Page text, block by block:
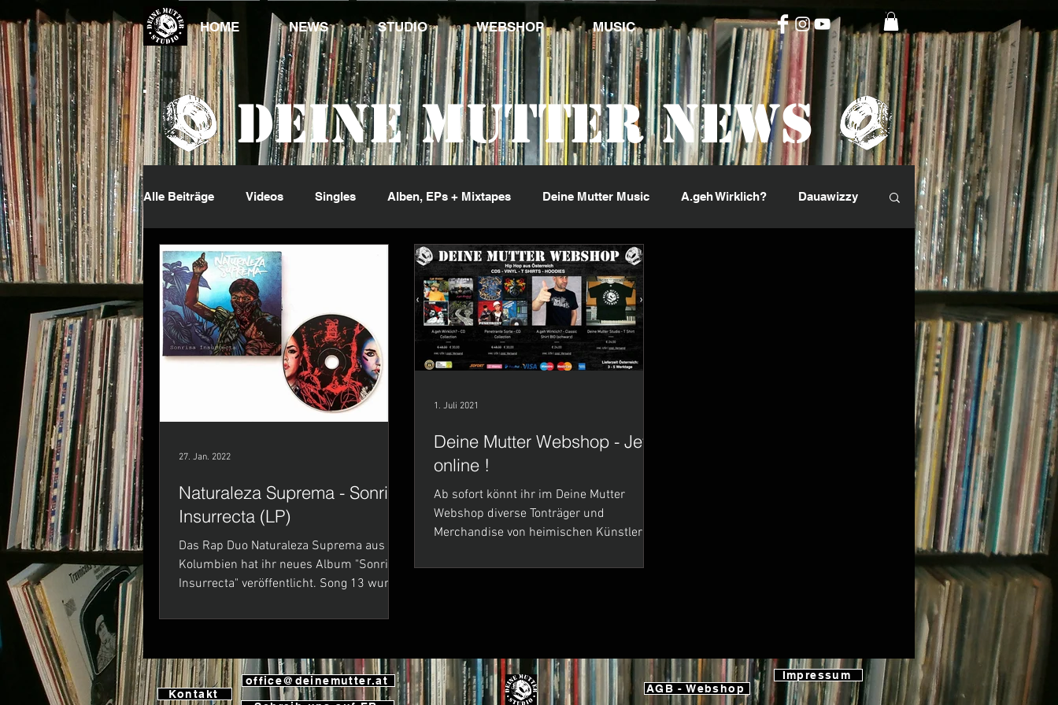
HOME NEWS STUDIO WEBSHOP MUSIC
Deine Mutter News
Alle Beiträge Videos Singles Alben, EPs + Mixtapes Deine Mutter Music A.geh Wirklich? Dauawizzy
DJ King Events Jumping Jack Flash Kid Pex Penetrante Sorte
Naturaleza Suprema - Sonrisa
Insurrecta (LP)
Das Rap Duo Naturaleza Suprema aus
Kolumbien hat ihr neues Album "Sonrisa
Insurrecta" veröffentlicht. Song 13 wurde
27. Jan. 2022
Deine Mutter Webshop - Jetzt
online !
Ab sofort könnt ihr im Deine Mutter
Webshop diverse Tonträger und
Merchandise von heimischen Künstlern
1. Juli 2021
office@deinemutter.at
Kontakt
Impressum
AGB - Webshop